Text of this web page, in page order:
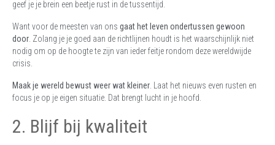
geef je je brein een beetje rust in de tussentijd.
Want voor de meesten van ons gaat het leven ondertussen gewoon
door. Zolang je je goed aan de richtlijnen houdt is het waarschijnlijk niet
nodig om op de hoogte te zijn van ieder feitje rondom deze wereldwijde
crisis.
Maak je wereld bewust weer wat kleiner. Laat het nieuws even rusten en
focus je op je eigen situatie. Dat brengt lucht in je hoofd.
2. Blijf bij kwaliteit